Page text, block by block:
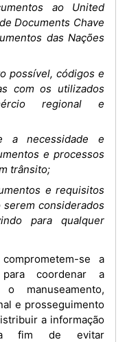
ao United
Documents Chave
das Nações
possível, códigos e
com os utilizados
regional e
a necessidade e
e processos
trânsito;
e requisitos
considerados
para qualquer
coordenar a
manuseamento,
e prosseguimento
a informação
a fim de evitar